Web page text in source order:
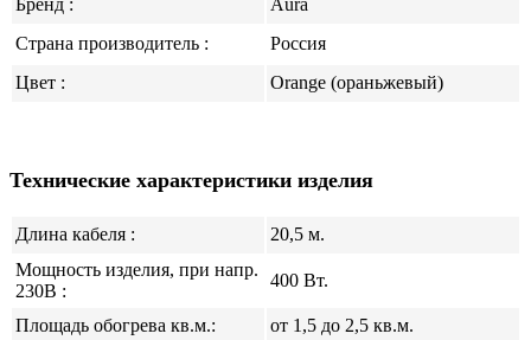
Страна производитель :
Россия
Цвет :
Оrange (ораньжевый)
Технические характеристики изделия
Длина кабеля :
20,5 м.
Мощность изделия, при напр.
230В :
400 Вт.
Площадь обогрева кв.м.: от 1 ,5 до 2,5 кв.м.